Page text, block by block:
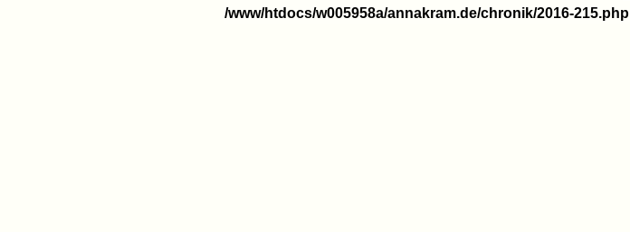
/www/htdocs/w005958a/annakram.de/chronik/2016-215.php